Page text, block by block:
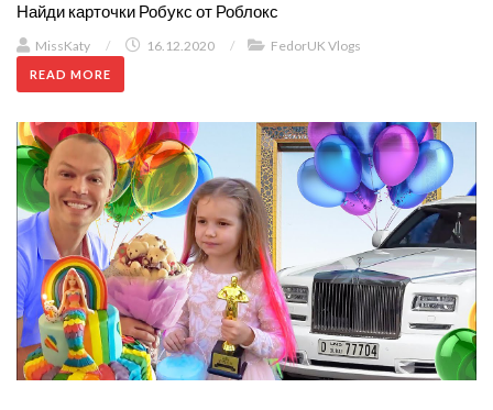
Найди карточки Робукс от Роблокс
MissKaty / 16.12.2020 / FedorUK Vlogs
READ MORE